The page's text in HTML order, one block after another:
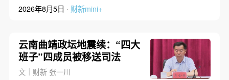
2026年8月5日 · 财新mini+
云南曲靖政坛地震续：“四大
班子”四成员被移送司法
文｜财新 张一川